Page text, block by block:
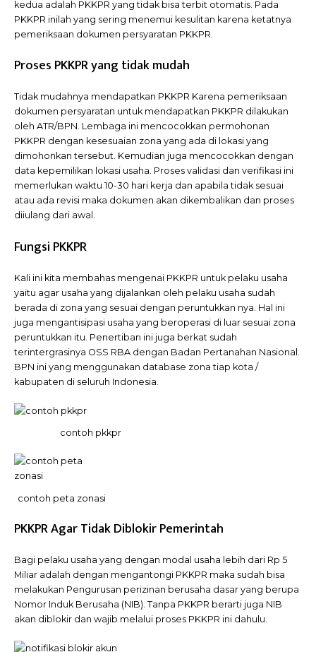
kedua adalah PKKPR yang tidak bisa terbit otomatis. Pada
PKKPR inilah yang sering menemui kesulitan karena ketatnya
pemeriksaan dokumen persyaratan PKKPR.
Proses PKKPR yang tidak mudah
Tidak mudahnya mendapatkan PKKPR Karena pemeriksaan
dokumen persyaratan untuk mendapatkan PKKPR dilakukan
oleh ATR/BPN. Lembaga ini mencocokkan permohonan
PKKPR dengan kesesuaian zona yang ada di lokasi yang
dimohonkan tersebut. Kemudian juga mencocokkan dengan
data kepemilikan lokasi usaha. Proses validasi dan verifikasi ini
memerlukan waktu 10-30 hari kerja dan apabila tidak sesuai
atau ada revisi maka dokumen akan dikembalikan dan proses
diiulang dari awal.
Fungsi PKKPR
Kali ini kita membahas mengenai PKKPR untuk pelaku usaha
yaitu agar usaha yang dijalankan oleh pelaku usaha sudah
berada di zona yang sesuai dengan peruntukkan nya. Hal ini
juga mengantisipasi usaha yang beroperasi di luar sesuai zona
peruntukkan itu. Penertiban ini juga berkat sudah
terintergrasinya OSS RBA dengan Badan Pertanahan Nasional.
BPN ini yang menggunakan database zona tiap kota /
kabupaten di seluruh Indonesia.
contoh pkkpr
contoh peta zonasi
PKKPR Agar Tidak Diblokir Pemerintah
Bagi pelaku usaha yang dengan modal usaha lebih dari Rp 5
Miliar adalah dengan mengantongi PKKPR maka sudah bisa
melakukan Pengurusan perizinan berusaha dasar yang berupa
Nomor Induk Berusaha (NIB). Tanpa PKKPR berarti juga NIB
akan diblokir dan wajib melalui proses PKKPR ini dahulu.